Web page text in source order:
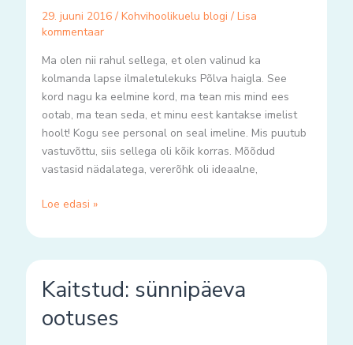
29. juuni 2016 / Kohvihoolikuelu blogi / Lisa
kommentaar
Ma olen nii rahul sellega, et olen valinud ka
kolmanda lapse ilmaletulekuks Põlva haigla. See
kord nagu ka eelmine kord, ma tean mis mind ees
ootab, ma tean seda, et minu eest kantakse imelist
hoolt! Kogu see personal on seal imeline. Mis puutub
vastuvõttu, siis sellega oli kõik korras. Mõõdud
vastasid nädalatega, vererõhk oli ideaalne,
Loe edasi »
Kaitstud: sünnipäeva
ootuses
sünnipäeva